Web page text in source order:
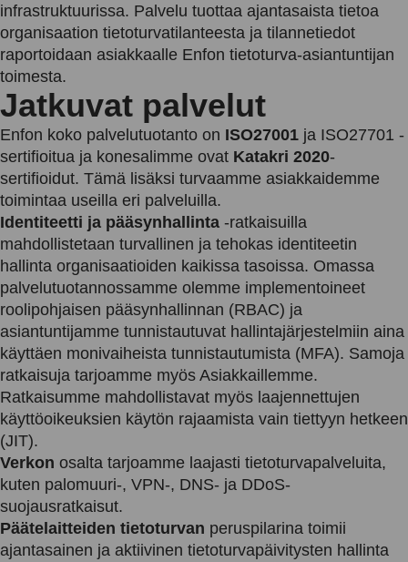
infrastruktuurissa. Palvelu tuottaa ajantasaista tietoa
organisaation tietoturvatilanteesta ja tilannetiedot
raportoidaan asiakkaalle Enfon tietoturva-asiantuntijan
toimesta.
Jatkuvat palvelut
Enfon koko palvelutuotanto on ISO27001 ja ISO27701 -
sertifioitua ja konesalimme ovat Katakri 2020-
sertifioidut. Tämä lisäksi turvaamme asiakkaidemme
toimintaa useilla eri palveluilla.
Identiteetti ja pääsynhallinta -ratkaisuilla
mahdollistetaan turvallinen ja tehokas identiteetin
hallinta organisaatioiden kaikissa tasoissa. Omassa
palvelutuotannossamme olemme implementoineet
roolipohjaisen pääsynhallinnan (RBAC) ja
asiantuntijamme tunnistautuvat hallintajärjestelmiin aina
käyttäen monivaiheista tunnistautumista (MFA). Samoja
ratkaisuja tarjoamme myös Asiakkaillemme.
Ratkaisumme mahdollistavat myös laajennettujen
käyttöoikeuksien käytön rajaamista vain tiettyyn hetkeen
(JIT).
Verkon osalta tarjoamme laajasti tietoturvapalveluita,
kuten palomuuri-, VPN-, DNS- ja DDoS-
suojausratkaisut.
Päätelaitteiden tietoturvan peruspilarina toimii
ajantasainen ja aktiivinen tietoturvapäivitysten hallinta